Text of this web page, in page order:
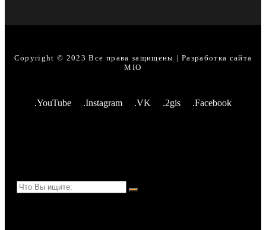
Copyright © 2023 Все права защищены | Разработка сайта
MIO
.YouTube .Instagram .VK .2gis .Facebook